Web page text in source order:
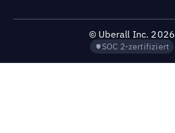
© Uberall Inc. 2026
SOC 2-zertifiziert